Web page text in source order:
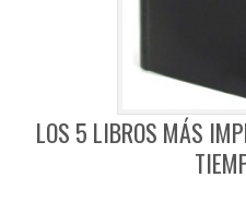
LOS 5 LIBROS MÁS